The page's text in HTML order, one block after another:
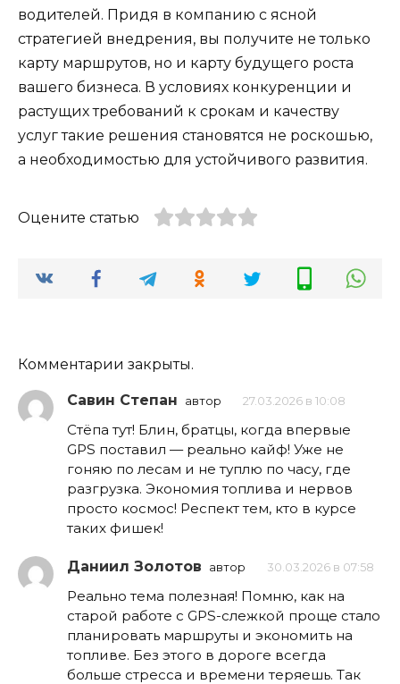
водителей. Придя в компанию с ясной
стратегией внедрения, вы получите не только
карту маршрутов, но и карту будущего роста
вашего бизнеса. В условиях конкуренции и
растущих требований к срокам и качеству
услуг такие решения становятся не роскошью,
а необходимостью для устойчивого развития.
Оцените статью
Комментарии закрыты.
Савин Степан автор 27.03.2026 в 10:08
Стёпа тут! Блин, братцы, когда впервые
GPS поставил — реально кайф! Уже не
гоняю по лесам и не туплю по часу, где
разгрузка. Экономия топлива и нервов
просто космос! Респект тем, кто в курсе
таких фишек!
Даниил Золотов автор 30.03.2026 в 07:58
Реально тема полезная! Помню, как на
старой работе с GPS-слежкой проще стало
планировать маршруты и экономить на
топливе. Без этого в дороге всегда
больше стресса и времени теряешь. Так